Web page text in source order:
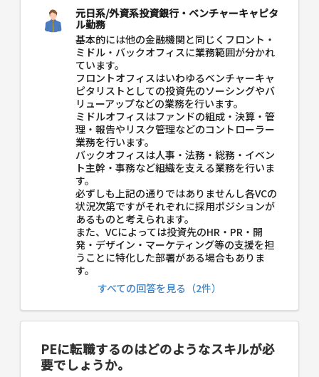
元日系/外資系投資銀行・ベンチャーキャピタ
ル勤務
基本的には他の金融機関と同じくフロント・
ミドル・バックオフィスに業務範囲が分かれ
ています。
フロントオフィスはいわゆるベンチャーキャ
ピタリストとしての投資先のソーシングやバ
リューアップなどの業務を行います。
ミドルオフィスはファンドの組成・決算・管
理・報告やリスク管理などのコントローラー
業務を行います。
バックオフィスは人事・法務・総務・イベン
ト主幹・事務など組織を支える業務を行いま
す。
必ずしも上記の通りではありませんし各VCの
状況次第ですがそれぞれに採用ポジションが
あるものと考えられます。
また、VCによっては投資先のHR・PR・開
発・デザイン・マーケティング等の支援を担
うことに特化した部署がある場合もありま
す。
すべての回答を見る（2件）
PEに転職するのはどのようなスキルが必
要でしょうか。